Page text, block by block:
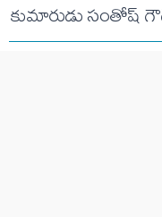
కుమారుడు సంతోష్